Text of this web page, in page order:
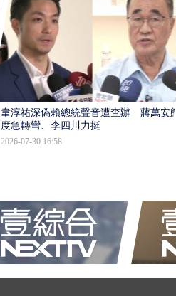
韋淳祐深偽賴總統聲音遭查辦 蔣萬安態
度急轉彎、李四川力挺
2026-07-30 16:58